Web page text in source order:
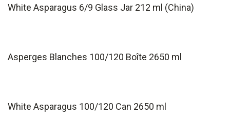
White Asparagus 6/9 Glass Jar 212 ml (China)
Asperges Blanches 100/120 Boîte 2650 ml
White Asparagus 100/120 Can 2650 ml